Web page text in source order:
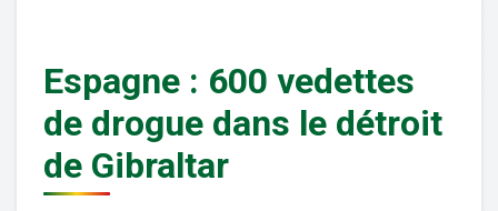
Espagne : 600 vedettes
de drogue dans le détroit
de Gibraltar